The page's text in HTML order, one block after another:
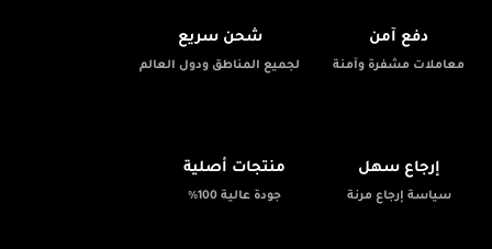
دفع آمن
معاملات مشفرة وآمنة
شحن سريع
لجميع المناطق ودول العالم
إرجاع سهل
سياسة إرجاع مرنة
منتجات أصلية
جودة عالية 100%